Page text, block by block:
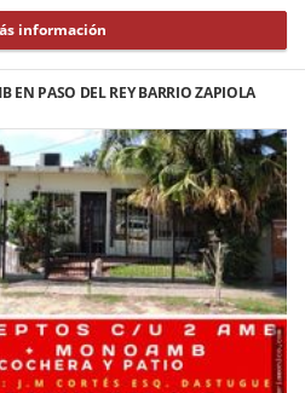
información
EN PASO DEL REY BARRIO ZAPIOLA